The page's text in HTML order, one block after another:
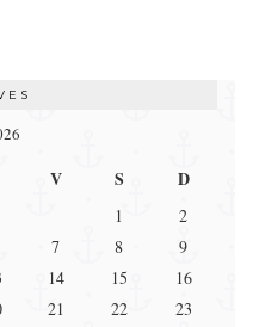
V S D
1
2
7 8
9
14 15
16
21 22
23